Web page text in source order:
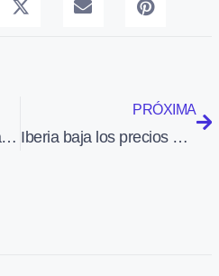
Un avión de El Al vuela por primera vez de Israel a Emiratos Árabes Unidos
PRÓXIMA
Iberia baja los precios de sus billetes para llenar de nuevo sus aviones